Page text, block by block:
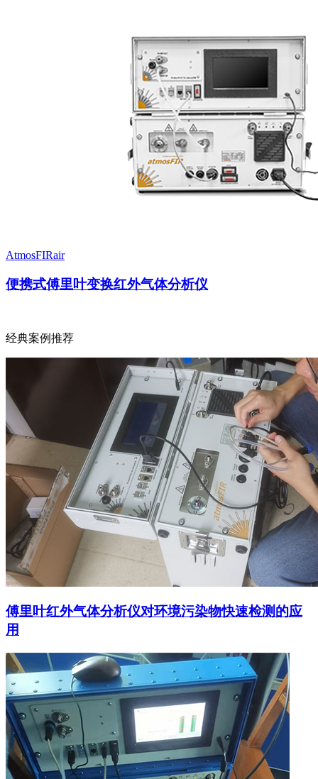
AtmosFIRair
便携式傅里叶变换红外气体分析仪
经典案例推荐
傅里叶红外气体分析仪对环境污染物快速检测的应
用